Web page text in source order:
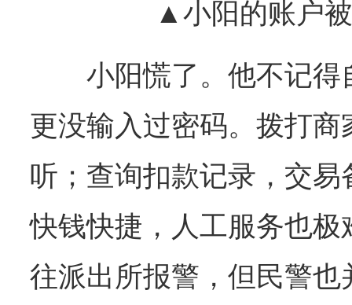
▲小阳的账户
小阳慌了。他不记
更没输入过密码。拨打
听；查询扣款记录，交
快钱快捷，人工服务也
往派出所报警，但民警